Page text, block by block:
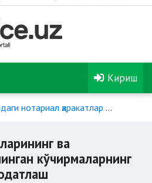
Кириш
нотариал ҳаракатлар
ва
кўчирмаларнинг